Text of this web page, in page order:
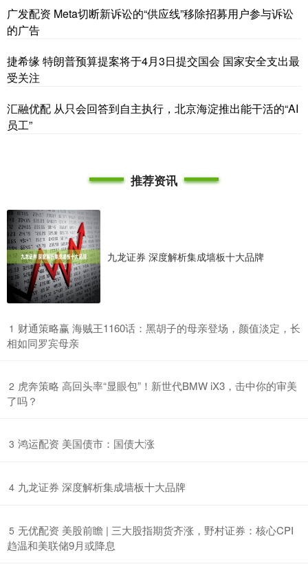
广发配资 Meta切断新诉讼的“供应线”移除招募用户参与诉讼
的广告
捷希缘 特朗普预算提案将于4月3日提交国会 国家安全支出最
受关注
汇融优配 从只会回答到自主执行，北京海淀推出能干活的“AI
员工”
推荐资讯
九龙证券 深度解析集成墙板十大品牌
1 ​财通策略赢 海贼王1160话：黑胡子的母亲登场，颜值淡定，长
相如同罗宾母亲
2 ​虎奔策略 高回头率“显眼包”！新世代BMW iX3，击中你的审美
了吗？
3 ​鸿运配资 美国债市：国债大涨
4 ​九龙证券 深度解析集成墙板十大品牌
5 ​无优配资 美股前瞻 | 三大股指期货齐涨，野村证券：核心CPI
趋温和美联储9月或降息